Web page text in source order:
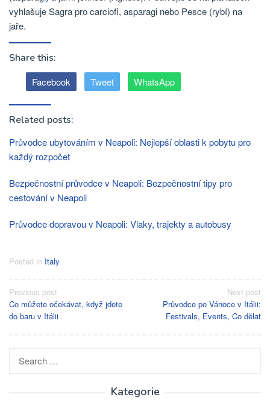
vyhlašuje Sagra pro carciofi, asparagi nebo Pesce (rybí) na
jaře.
Share this:
Facebook Tweet WhatsApp
Related posts:
Průvodce ubytováním v Neapoli: Nejlepší oblasti k pobytu pro
každý rozpočet
Bezpečnostní průvodce v Neapoli: Bezpečnostní tipy pro
cestování v Neapoli
Průvodce dopravou v Neapoli: Vlaky, trajekty a autobusy
Posted in Italy
Post
navigation
Previous post
Co můžete očekávat, když jdete
do baru v Itálii
Next post
Průvodce po Vánoce v Itálii:
Festivals, Events, Co dělat
Kategorie